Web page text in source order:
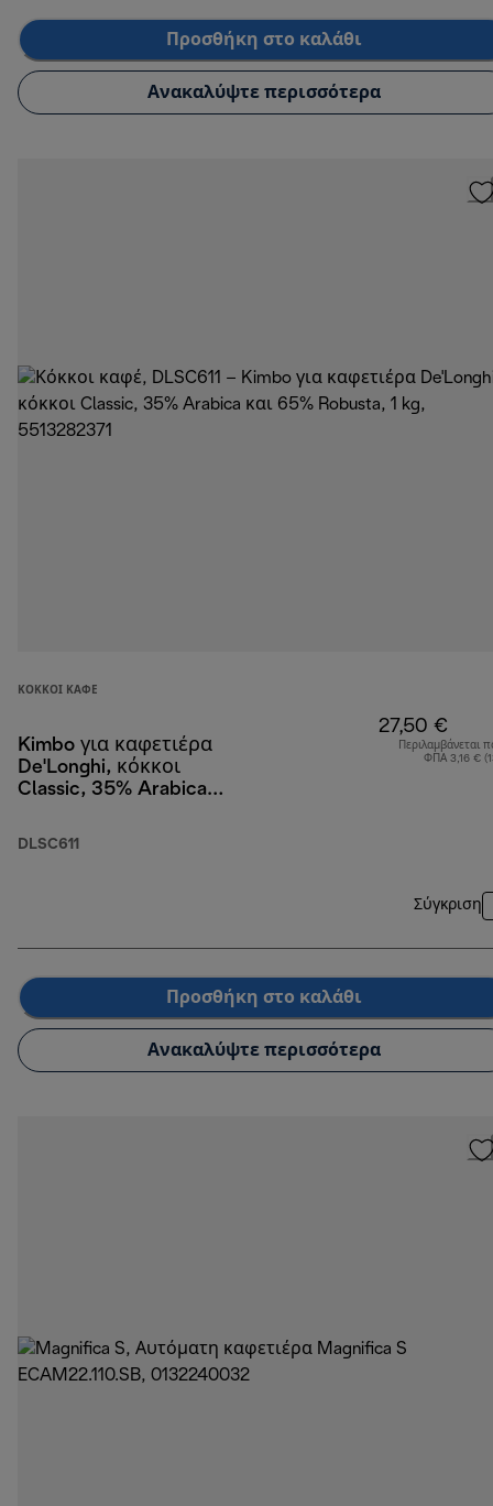
Προσθήκη στο καλάθι
Ανακαλύψτε περισσότερα
ΚΌΚΚΟΙ ΚΑΦΈ
Kimbo για καφετιέρα
De'Longhi, κόκκοι
Classic, 35% Arabica
DLSC611
27,50 €
Περιλαμβάνεται
ΦΠΑ 3,16 €
Σύγκριση
Προσθήκη στο καλάθι
Ανακαλύψτε περισσότερα